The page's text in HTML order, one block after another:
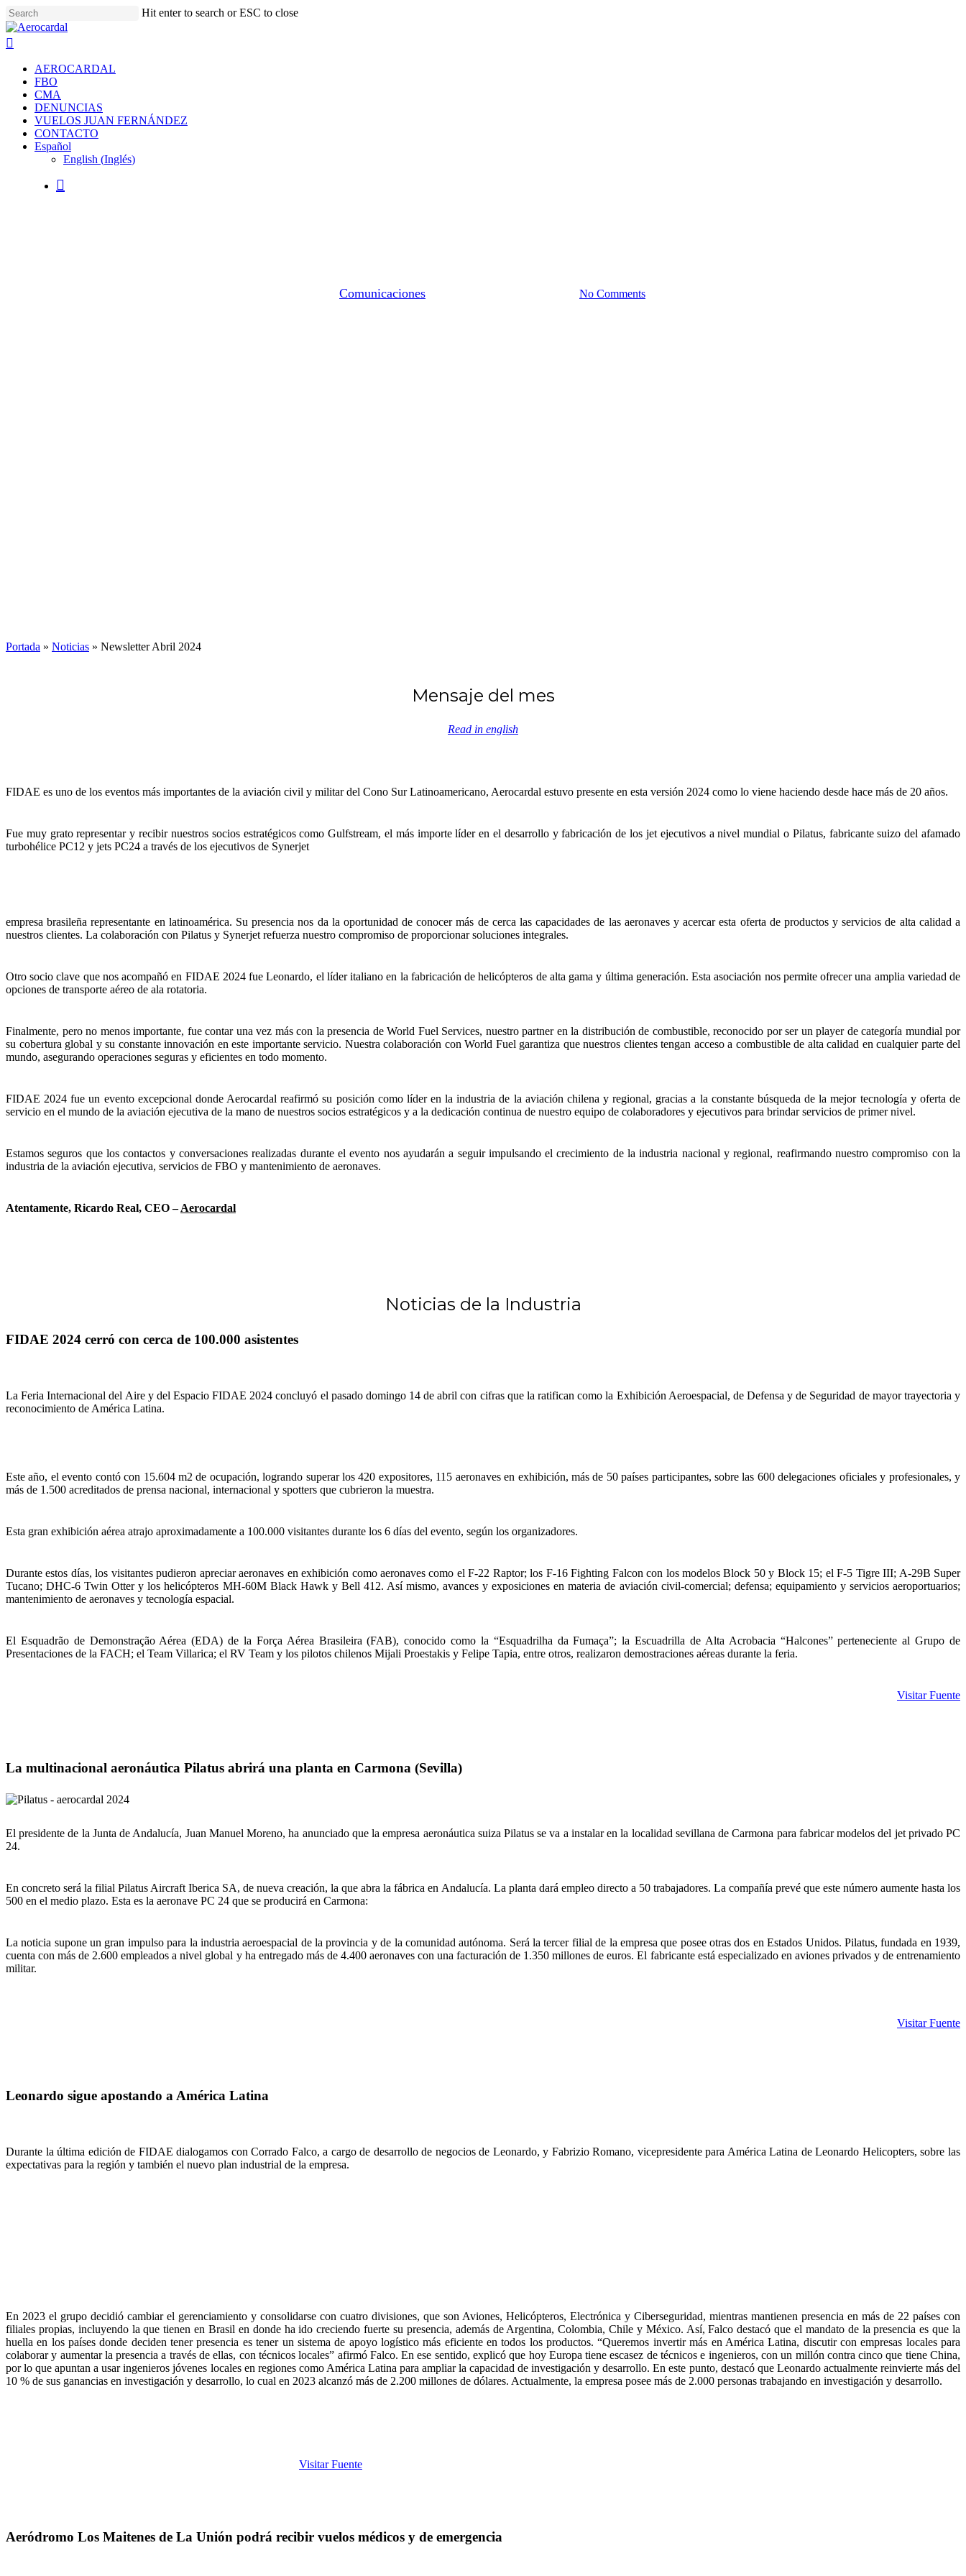
Skip
to
main
content
Hit enter to search or ESC to close
Close
Search
AEROCARDAL
FBO
CMA
DENUNCIAS
VUELOS JUAN FERNÁNDEZ
CONTACTO
Español
English (Inglés)
Comunicaciones No Comments
Portada » Noticias » Newsletter Abril 2024
Mensaje del mes
Read in english
FIDAE es uno de los eventos más importantes de la aviación civil y militar del Cono Sur Latinoamericano, Aerocardal estuvo presente en esta versión 2024 como lo viene haciendo desde hace más de 20 años.
Fue muy grato representar y recibir nuestros socios estratégicos como Gulfstream, el más importe líder en el desarrollo y fabricación de los jet ejecutivos a nivel mundial o Pilatus, fabricante suizo del afamado
turbohélice PC12 y jets PC24 a través de los ejecutivos de Synerjet
empresa brasileña representante en latinoamérica. Su presencia nos da la oportunidad de conocer más de cerca las capacidades de las aeronaves y acercar esta oferta de productos y servicios de alta calidad a
nuestros clientes. La colaboración con Pilatus y Synerjet refuerza nuestro compromiso de proporcionar soluciones integrales.
Otro socio clave que nos acompañó en FIDAE 2024 fue Leonardo, el líder italiano en la fabricación de helicópteros de alta gama y última generación. Esta asociación nos permite ofrecer una amplia variedad de
opciones de transporte aéreo de ala rotatoria.
Finalmente, pero no menos importante, fue contar una vez más con la presencia de World Fuel Services, nuestro partner en la distribución de combustible, reconocido por ser un player de categoría mundial por
su cobertura global y su constante innovación en este importante servicio. Nuestra colaboración con World Fuel garantiza que nuestros clientes tengan acceso a combustible de alta calidad en cualquier parte del
mundo, asegurando operaciones seguras y eficientes en todo momento.
FIDAE 2024 fue un evento excepcional donde Aerocardal reafirmó su posición como líder en la industria de la aviación chilena y regional, gracias a la constante búsqueda de la mejor tecnología y oferta de
servicio en el mundo de la aviación ejecutiva de la mano de nuestros socios estratégicos y a la dedicación continua de nuestro equipo de colaboradores y ejecutivos para brindar servicios de primer nivel.
Estamos seguros que los contactos y conversaciones realizadas durante el evento nos ayudarán a seguir impulsando el crecimiento de la industria nacional y regional, reafirmando nuestro compromiso con la
industria de la aviación ejecutiva, servicios de FBO y mantenimiento de aeronaves.
Atentamente, Ricardo Real, CEO –Aerocardal
Noticias de la Industria
FIDAE 2024 cerró con cerca de 100.000 asistentes
La Feria Internacional del Aire y del Espacio FIDAE 2024 concluyó el pasado domingo 14 de abril con cifras que la ratifican como la Exhibición Aeroespacial, de Defensa y de Seguridad de mayor trayectoria y
reconocimiento de América Latina.
Este año, el evento contó con 15.604 m2 de ocupación, logrando superar los 420 expositores, 115 aeronaves en exhibición, más de 50 países participantes, sobre las 600 delegaciones oficiales y profesionales, y
más de 1.500 acreditados de prensa nacional, internacional y spotters que cubrieron la muestra.
Esta gran exhibición aérea atrajo aproximadamente a 100.000 visitantes durante los 6 días del evento, según los organizadores.
Durante estos días, los visitantes pudieron apreciar aeronaves en exhibición como aeronaves como el F-22 Raptor; los F-16 Fighting Falcon con los modelos Block 50 y Block 15; el F-5 Tigre III; A-29B Super
Tucano; DHC-6 Twin Otter y los helicópteros MH-60M Black Hawk y Bell 412. Así mismo, avances y exposiciones en materia de aviación civil-comercial; defensa; equipamiento y servicios aeroportuarios;
mantenimiento de aeronaves y tecnología espacial.
El Esquadrão de Demonstração Aérea (EDA) de la Força Aérea Brasileira (FAB), conocido como la “Esquadrilha da Fumaça”; la Escuadrilla de Alta Acrobacia “Halcones” perteneciente al Grupo de
Presentaciones de la FACH; el Team Villarica; el RV Team y los pilotos chilenos Mijali Proestakis y Felipe Tapia, entre otros, realizaron demostraciones aéreas durante la feria.
Visitar Fuente
La multinacional aeronáutica Pilatus abrirá una planta en Carmona (Sevilla)
El presidente de la Junta de Andalucía, Juan Manuel Moreno, ha anunciado que la empresa aeronáutica suiza Pilatus se va a instalar en la localidad sevillana de Carmona para fabricar modelos del jet privado PC
24.
En concreto será la filial Pilatus Aircraft Iberica SA, de nueva creación, la que abra la fábrica en Andalucía. La planta dará empleo directo a 50 trabajadores. La compañía prevé que este número aumente hasta los
500 en el medio plazo. Esta es la aeronave PC 24 que se producirá en Carmona:
La noticia supone un gran impulso para la industria aeroespacial de la provincia y de la comunidad autónoma. Será la tercer filial de la empresa que posee otras dos en Estados Unidos. Pilatus, fundada en 1939,
cuenta con más de 2.600 empleados a nivel global y ha entregado más de 4.400 aeronaves con una facturación de 1.350 millones de euros. El fabricante está especializado en aviones privados y de entrenamiento
militar.
Visitar Fuente
Leonardo sigue apostando a América Latina
Durante la última edición de FIDAE dialogamos con Corrado Falco, a cargo de desarrollo de negocios de Leonardo, y Fabrizio Romano, vicepresidente para América Latina de Leonardo Helicopters, sobre las
expectativas para la región y también el nuevo plan industrial de la empresa.
En 2023 el grupo decidió cambiar el gerenciamiento y consolidarse con cuatro divisiones, que son Aviones, Helicópteros, Electrónica y Ciberseguridad, mientras mantienen presencia en más de 22 países con
filiales propias, incluyendo la que tienen en Brasil en donde ha ido creciendo fuerte su presencia, además de Argentina, Colombia, Chile y México. Así, Falco destacó que el mandato de la presencia es que la
huella en los países donde deciden tener presencia es tener un sistema de apoyo logístico más eficiente en todos los productos. “Queremos invertir más en América Latina, discutir con empresas locales para
colaborar y aumentar la presencia a través de ellas, con técnicos locales” afirmó Falco. En ese sentido, explicó que hoy Europa tiene escasez de técnicos e ingenieros, con un millón contra cinco que tiene China,
por lo que apuntan a usar ingenieros jóvenes locales en regiones como América Latina para ampliar la capacidad de investigación y desarrollo. En este punto, destacó que Leonardo actualmente reinvierte más del
10 % de sus ganancias en investigación y desarrollo, lo cual en 2023 alcanzó más de 2.200 millones de dólares. Actualmente, la empresa posee más de 2.000 personas trabajando en investigación y desarrollo.
Visitar Fuente
Aeródromo Los Maitenes de La Unión podrá recibir vuelos médicos y de emergencia